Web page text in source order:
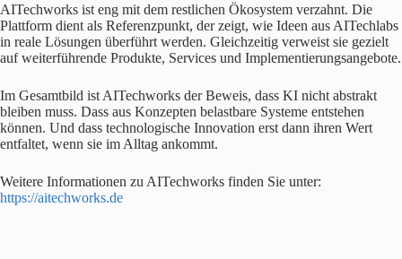
AITechworks ist eng mit dem restlichen Ökosystem verzahnt. Die
Plattform dient als Referenzpunkt, der zeigt, wie Ideen aus AITechlabs
in reale Lösungen überführt werden. Gleichzeitig verweist sie gezielt
auf weiterführende Produkte, Services und Implementierungsangebote.
Im Gesamtbild ist AITechworks der Beweis, dass KI nicht abstrakt
bleiben muss. Dass aus Konzepten belastbare Systeme entstehen
können. Und dass technologische Innovation erst dann ihren Wert
entfaltet, wenn sie im Alltag ankommt.
Weitere Informationen zu AITechworks finden Sie unter:
https://aitechworks.de